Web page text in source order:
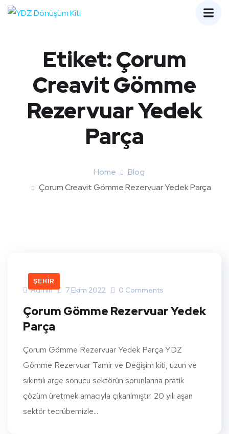
Etiket:Çorum
Creavit Gömme
Rezervuar Yedek
Parça
Home
Blog
Çorum Creavit Gömme Rezervuar Yedek Parça
ŞEHIR
Admin 7 Ekim 2022 0 Comments
Çorum Gömme Rezervuar Yedek
Parça
Çorum Gömme Rezervuar Yedek Parça YDZ
Gömme Rezervuar Tamir ve Değişim kiti, uzun ve
sıkıntılı arge sonucu sektörün sorunlarına pratik
çözüm üretmek amacıyla çıkarılmıştır. 20 yılı aşan
sektör tecrübemizle...